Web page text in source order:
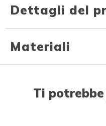
Dettagli del
Materiali
Ti